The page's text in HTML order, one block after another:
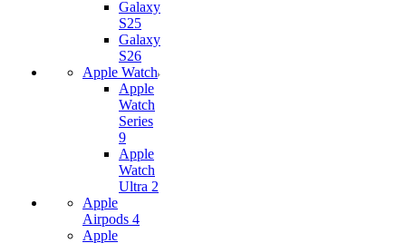
Galaxy
S25
Galaxy
S26
Apple Watch
Apple
Watch
Series
9
Apple
Watch
Ultra 2
Apple
Airpods 4
Apple